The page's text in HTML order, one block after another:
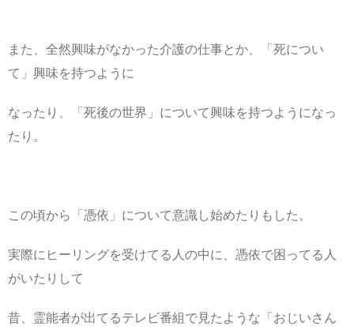
また、全然興味がなかった介護の仕事とか、「死につい
て」興味を持つように
なったり、「死後の世界」について興味を持つようになっ
たり。
この頃から「憑依」について意識し始めたりもした。
実際にヒーリングを受けてる人の中に、憑依で困ってる人
がいたりして
昔、霊能者が出てるテレビ番組で見たような「おじいさん